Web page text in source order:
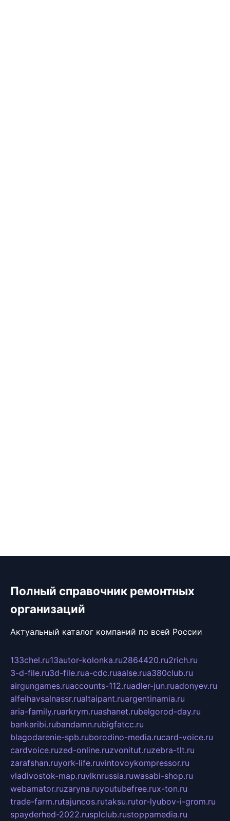
Полный справочник ремонтных
организаций
Актуальный каталог компаний по всей России
133chel.ru13autor-kolonka.ru2864420.ru2rich.ru
3-d-file.ru3d-file.rua-cdc.ruaalse.rua380club.ru
airgungames.ruaccounts-112.ruadler-jun.ruadonyev.ru
alfeihavsalnassr.rualtaipant.ruargentinamia.ru
aria-family.ruarkrym.ruashanet.rubelgorod-day.ru
bankaribi.rubandamn.rubigfatcc.ru
blagodarenie-spb.ruborodino-media.rucard-voice.ru
cardvoice.ruzed-online.ruzvonitut.ruzebra-tlt.ru
zarafshan.ruyork-life.ruvintovoykompressor.ru
vladivostok-map.ruvlknrussia.ruwasabi-shop.ru
webamator.ruzaryna.ruyoutubefree.rux-ton.ru
trade-farm.rutajuncos.rutaksu.rutor-lyubov-i-grom.ru
spayderhed-2022.rusplclub.rustoppamedia.ru